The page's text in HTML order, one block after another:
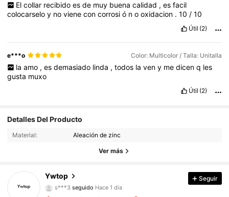
El collar recibido es de muy buena calidad , es facil
colocarseloy novieneconcorrosió nooxidacion .10 /10
Útil (2)
e***o Color: Multicolor / Talla: Unitalla
la amo , es demasiado linda , todos la ven y me dicen q les
gusta muxo
Útil (2)
Detalles Del Producto
Material: Aleación de zinc
Ver más
Ywtop
4.90 4.5K Seguidores
4.5K Seguidores
s***3 seguido Hace 1 día
4.90
Seguir